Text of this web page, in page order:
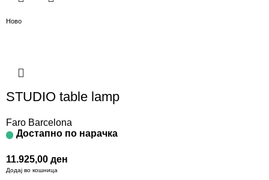
Ново
STUDIO table lamp
Faro Barcelona
Достапно по нарачка
11.925,00 ден
Додај во кошница